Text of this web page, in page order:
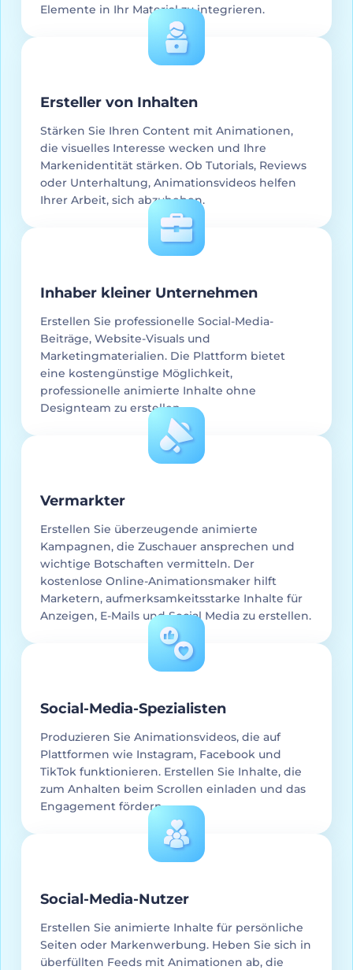
Elemente in Ihr Material zu integrieren.
Ersteller von Inhalten
Stärken Sie Ihren Content mit Animationen,
die visuelles Interesse wecken und Ihre
Markenidentität stärken. Ob Tutorials, Reviews
oder Unterhaltung, Animationsvideos helfen
Ihrer Arbeit, sich abzuheben.
Inhaber kleiner Unternehmen
Erstellen Sie professionelle Social-Media-
Beiträge, Website-Visuals und
Marketingmaterialien. Die Plattform bietet
eine kostengünstige Möglichkeit,
professionelle animierte Inhalte ohne
Designteam zu erstellen.
Vermarkter
Erstellen Sie überzeugende animierte
Kampagnen, die Zuschauer ansprechen und
wichtige Botschaften vermitteln. Der
kostenlose Online-Animationsmaker hilft
Marketern, aufmerksamkeitsstarke Inhalte für
Anzeigen, E-Mails und Social Media zu erstellen.
Social-Media-Spezialisten
Produzieren Sie Animationsvideos, die auf
Plattformen wie Instagram, Facebook und
TikTok funktionieren. Erstellen Sie Inhalte, die
zum Anhalten beim Scrollen einladen und das
Engagement fördern.
Social-Media-Nutzer
Erstellen Sie animierte Inhalte für persönliche
Seiten oder Markenwerbung. Heben Sie sich in
überfüllten Feeds mit Animationen ab, die